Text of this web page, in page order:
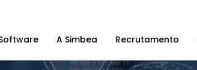
A Simbea Recrutamento